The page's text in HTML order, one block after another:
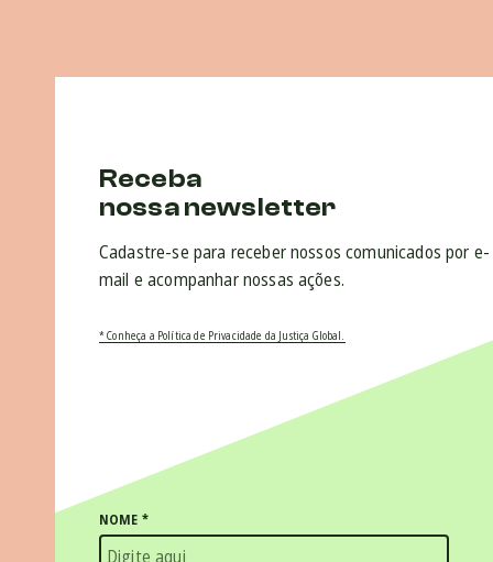
Receba
nossa newsletter
Cadastre-se para receber nossos comunicados por e-
mail e acompanhar nossas ações.
* Conheça a Política de Privacidade da Justiça Global.
NOME *